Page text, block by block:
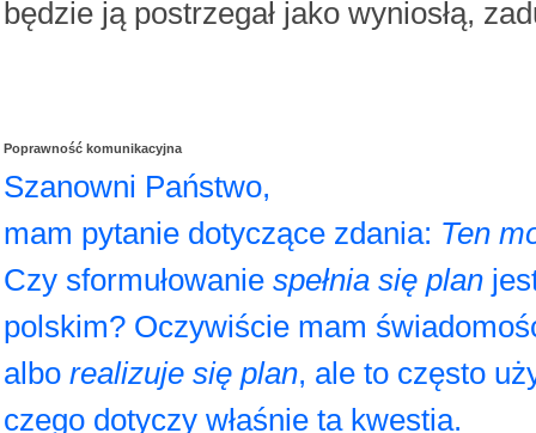
będzie ją postrzegał jako wyniosłą,
Poprawność komunikacyjna
Szanowni Państwo,
mam pytanie dotyczące zdania: Ten
Czy sformułowanie spełnia się plan
polskim? Oczywiście mam
albo realizuje się plan, ale to często
czego dotyczy właśnie ta kwestia.